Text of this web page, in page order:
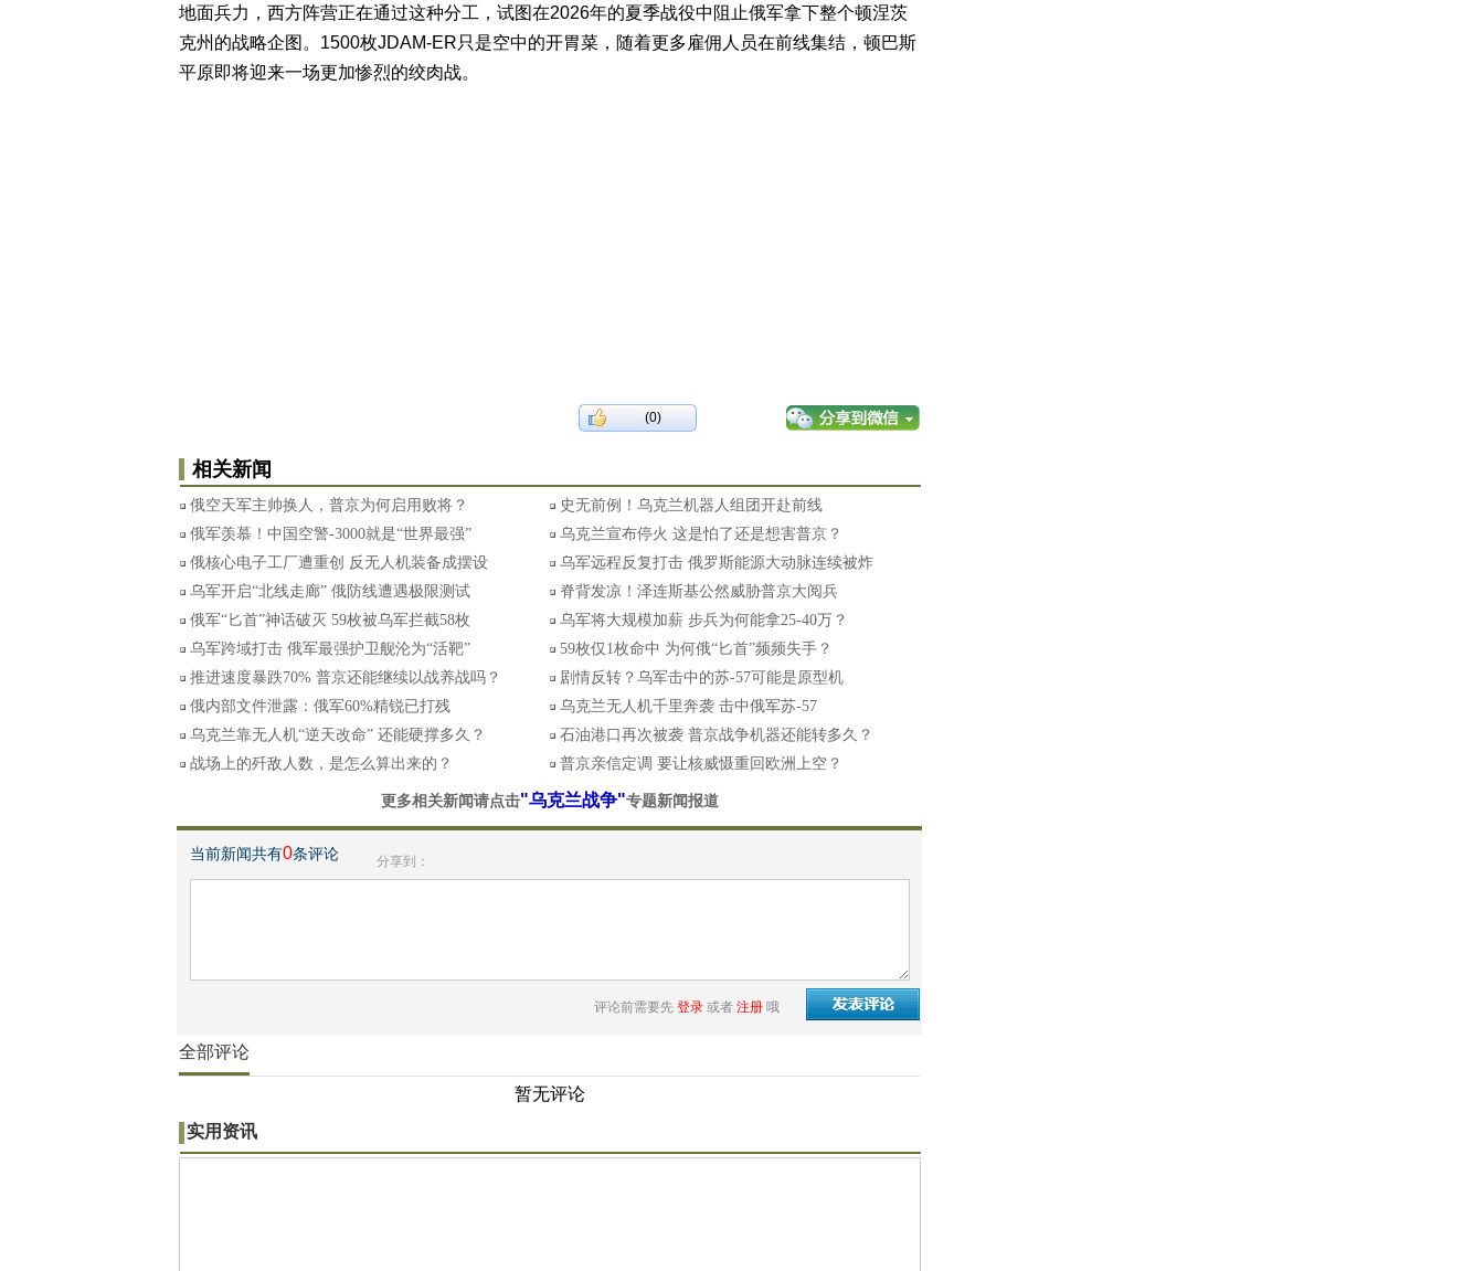
地面兵力，西方阵营正在通过这种分工，试图在2026年的夏季战役中阻止俄军拿下整个顿涅茨
克州的战略企图。1500枚JDAM-ER只是空中的开胃菜，随着更多雇佣人员在前线集结，顿巴斯
平原即将迎来一场更加惨烈的绞肉战。
(0)
相关新闻
俄空天军主帅换人，普京为何启用败将？
史无前例！乌克兰机器人组团开赴前线
俄军羡慕！中国空警-3000就是“世界最强”
乌克兰宣布停火 这是怕了还是想害普京？
俄核心电子工厂遭重创 反无人机装备成摆设
乌军远程反复打击 俄罗斯能源大动脉连续被炸
乌军开启“北线走廊” 俄防线遭遇极限测试
脊背发凉！泽连斯基公然威胁普京大阅兵
俄军“匕首”神话破灭 59枚被乌军拦截58枚
乌军将大规模加薪 步兵为何能拿25-40万？
乌军跨域打击 俄军最强护卫舰沦为“活靶”
59枚仅1枚命中 为何俄“匕首”频频失手？
推进速度暴跌70% 普京还能继续以战养战吗？
剧情反转？乌军击中的苏-57可能是原型机
俄内部文件泄露：俄军60%精锐已打残
乌克兰无人机千里奔袭 击中俄军苏-57
乌克兰靠无人机“逆天改命” 还能硬撑多久？
石油港口再次被袭 普京战争机器还能转多久？
战场上的歼敌人数，是怎么算出来的？
普京亲信定调 要让核威慑重回欧洲上空？
更多相关新闻请点击"乌克兰战争"专题新闻报道
当前新闻共有0条评论 分享到：
评论前需要先 登录 或者 注册 哦
全部评论
暂无评论
实用资讯